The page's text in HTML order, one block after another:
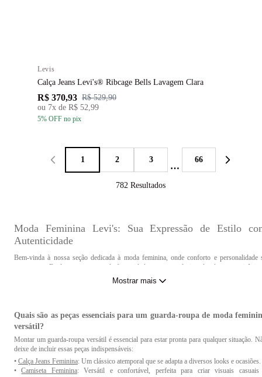
Levis
Calça Jeans Levi's® Ribcage Bells Lavagem Clara
R$ 370,93 R$ 529,90
ou 7x de R$ 52,99
5% OFF no pix
1 2 3
…
66
782 Resultados
Moda Feminina Levi's: Sua Expressão de Estilo
Autenticidade
Bem-vinda à nossa seção dedicada à moda feminina, onde conforto e personalidade
encontram. Explore a nossa coleção cuidadosamente selecionada de peças
todos os tamanhos
que elevarão o seu estilo a outro patamar. Desde
camisetas femininas
Como cuidar adequadamente das roupas e acessórios
moda feminina para prolongar sua vida útil?
Para garantir a durabilidade e o brilho contínuo das suas roupas e acessórios de
feminina, adote práticas cuidadosas. Siga as instruções de lavagem, armazene em
Mostrar mais
Quais são as peças essenciais para um guarda-roupa de moda
versátil?
Montar um guarda-roupa versátil é essencial para estar pronta para qualquer situação.
deixe de incluir essas peças indispensáveis:
• Calça Jeans Feminina: Um clássico atemporal que se adapta a diversos looks e ocasiões.
•Camiseta Feminina: Versátil e confortável, perfeita para criar visuais casuais